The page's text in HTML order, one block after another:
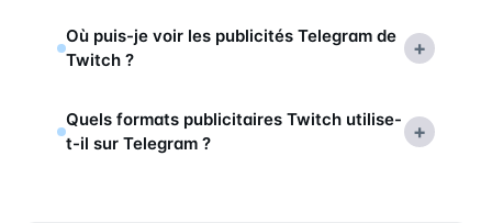
Où puis-je voir les publicités Telegram de
Twitch ?
+
Quels formats publicitaires Twitch utilise-
t-il sur Telegram ?
+